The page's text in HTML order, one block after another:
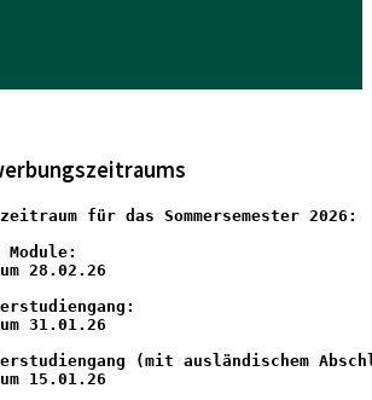
für das Sommersemester 2026:
28.02.26
31.01.26
(mit ausländischem
15.01.26